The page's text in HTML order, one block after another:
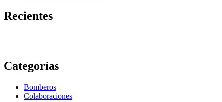
Recientes
Categorías
Bomberos
Colaboraciones